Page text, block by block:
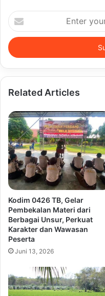
Enter
your
Email
address
Related Articles
Kodim 0426 TB, Gelar
Pembekalan Materi dari
Berbagai Unsur, Perkuat
Karakter dan Wawasan
Peserta
Juni 13, 2026